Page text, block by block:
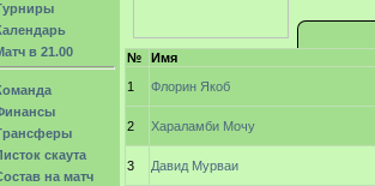
в 21.00
скаута
на матч
№
Имя
1
Флорин Якоб
2 Хараламби Мочу
3 Давид Мурваи